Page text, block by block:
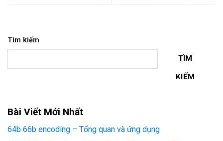
Tìm kiếm
TÌM
KIẾM
Bài Viết Mới Nhất
64b 66b encoding – Tổng quan và ứng dụng